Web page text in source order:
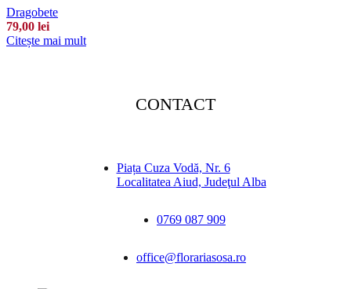
Dragobete
79,00 lei
Citește mai mult
CONTACT
Piața Cuza Vodă, Nr. 6
Localitatea Aiud, Judeţul Alba
0769 087 909
office@florariasosa.ro